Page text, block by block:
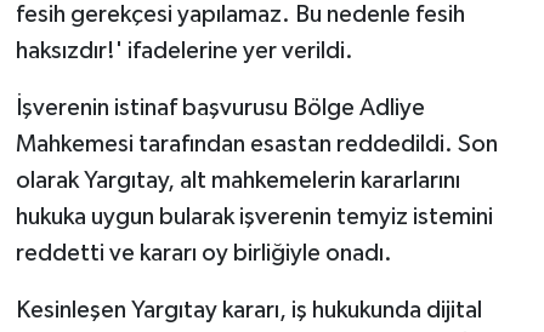
fesih gerekçesi yapılamaz. Bu nedenle fesih
haksızdır!' ifadelerine yer verildi.
İşverenin istinaf başvurusu Bölge Adliye
Mahkemesi tarafından esastan reddedildi. Son
olarak Yargıtay, alt mahkemelerin kararlarını
hukuka uygun bularak işverenin temyiz istemini
reddetti ve kararı oy birliğiyle onadı.
Kesinleşen Yargıtay kararı, iş hukukunda dijital